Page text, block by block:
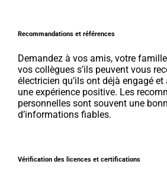
Recommandations et références
Demandez à vos amis, votre
vos collègues s’ils peuvent vous
électricien qu’ils ont déjà engagé
une expérience positive. Les
personnelles sont souvent une
d’informations fiables.
Vérification des licences et certifications